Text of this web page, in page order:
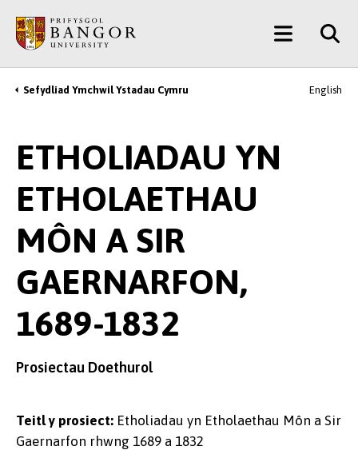
Prif
Gynnwys
Main
Menu
Breadcrumb
Sefydliad Ymchwil Ystadau Cymru English
ETHOLIADAU YN
ETHOLAETHAU
MÔN A SIR
GAERNARFON,
1689-1832
Prosiectau Doethurol
Teitl y prosiect: Etholiadau yn Etholaethau Môn a Sir
Gaernarfon rhwng 1689 a 1832